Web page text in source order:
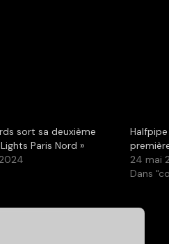
sort sa deuxième
Paris Nord »
24 mai
Dans